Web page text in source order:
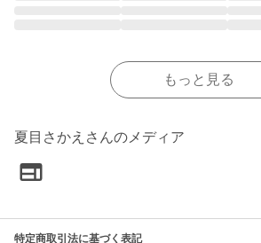
もっと見る
夏目さかえさんのメディア
特定商取引法に基づく表記